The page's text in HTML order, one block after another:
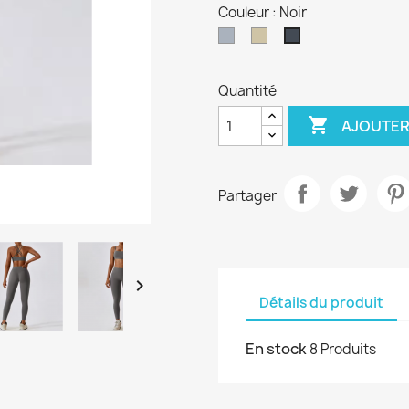

Couleur : Noir
Quantité

Partager
Détails du produit
En stock8 Produits